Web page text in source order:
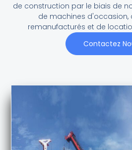
de construction par le biais de
de machines d'occasion,
remanufacturés et de
Contactez